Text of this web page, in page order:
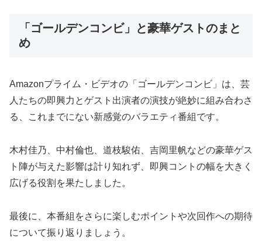
「ゴールデンコンビ」と豪華ゲストのまと
め
Amazonプライム・ビデオの「ゴールデンコンビ」は、芸
人たちの即興力とゲスト出演者の演技が絶妙に組み合わさ
る、これまでにない新感覚のバラエティ番組です。
木村佳乃、中村倫也、道枝駿佑、吉岡里帆などの豪華ゲス
ト陣が与えた影響は計り知れず、即興コントの幅を大きく
広げる役割を果たしました。
最後に、本番組をさらに楽しむポイントや次回作への期待
について振り返りましょう。